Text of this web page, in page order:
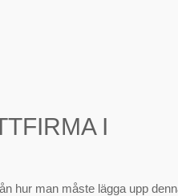
I
hur man måste lägga upp